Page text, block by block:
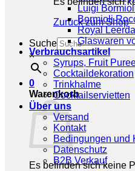
Zurück zum Shop
Suche
×
0
Warenkorb
Es befinden sich keine
Luigi
Bormioli
Royal
Glaswaren
Verbrauchsartikel
Syrups, Fruit
Cocktaildekoration
Trinkhalme
Cocktailservietten
Über uns
Versand
Kontakt
Bedingungen und
Datenschutz
B2B Verkauf